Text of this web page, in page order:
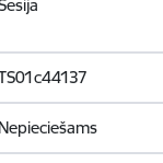
Nepieciešams